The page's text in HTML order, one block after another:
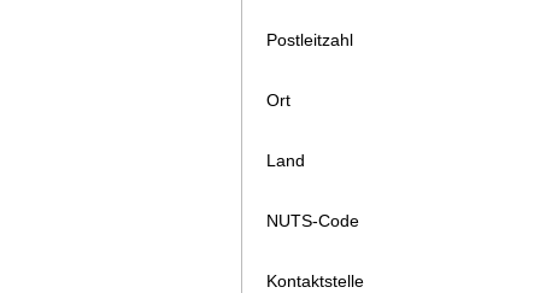
Postleitzahl
Ort
Land
NUTS-Code
Kontaktstelle